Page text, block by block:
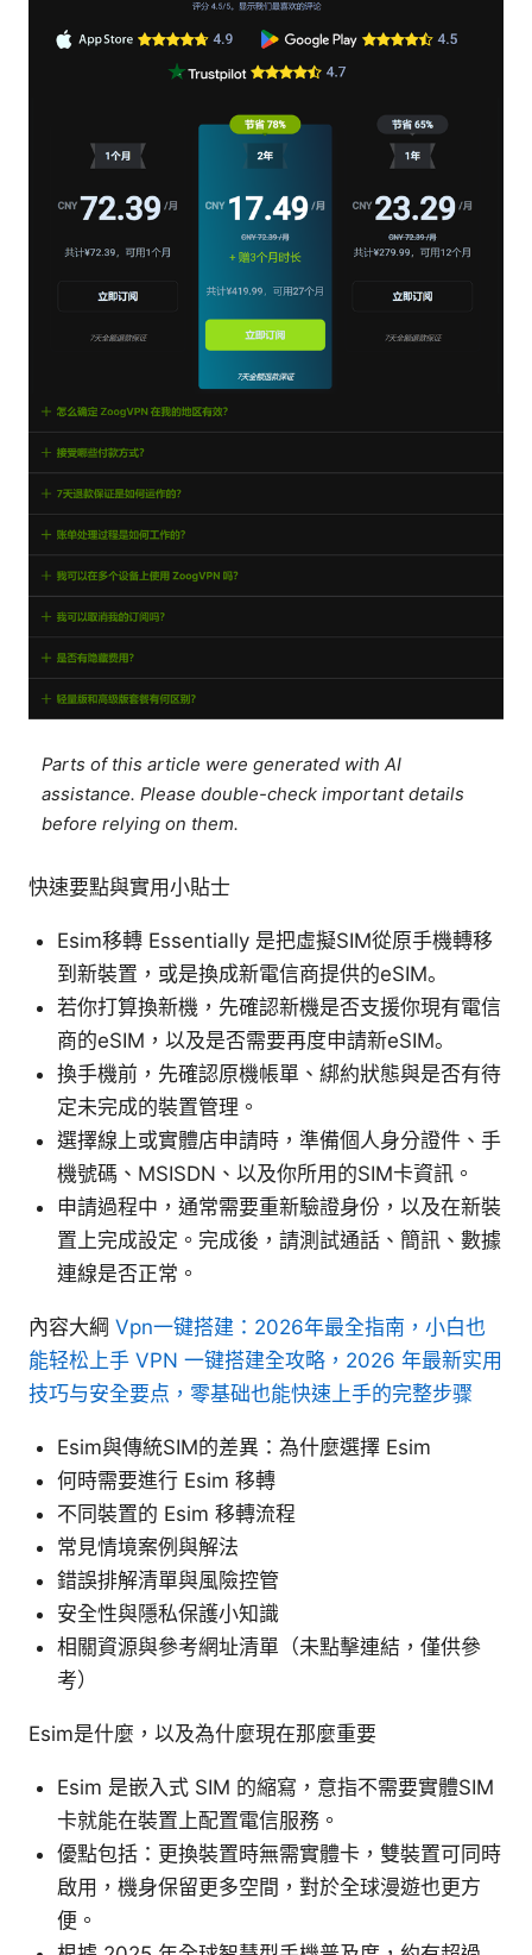
Parts of this article were generated with AI
assistance. Please double-check important details
before relying on them.
快速要點與實用小貼士
Esim移轉 Essentially 是把虛擬SIM從原手機轉移
到新裝置，或是換成新電信商提供的eSIM。
若你打算換新機，先確認新機是否支援你現有電信
商的eSIM，以及是否需要再度申請新eSIM。
換手機前，先確認原機帳單、綁約狀態與是否有待
定未完成的裝置管理。
選擇線上或實體店申請時，準備個人身分證件、手
機號碼、MSISDN、以及你所用的SIM卡資訊。
申請過程中，通常需要重新驗證身份，以及在新裝
置上完成設定。完成後，請測試通話、簡訊、數據
連線是否正常。
內容大綱 Vpn一键搭建：2026年最全指南，小白也
能轻松上手 VPN 一键搭建全攻略，2026 年最新实用
技巧与安全要点，零基础也能快速上手的完整步骤
Esim與傳統SIM的差異：為什麼選擇 Esim
何時需要進行 Esim 移轉
不同裝置的 Esim 移轉流程
常見情境案例與解法
錯誤排解清單與風險控管
安全性與隱私保護小知識
相關資源與參考網址清單（未點擊連結，僅供參
考）
Esim是什麼，以及為什麼現在那麼重要
Esim 是嵌入式 SIM 的縮寫，意指不需要實體SIM
卡就能在裝置上配置電信服務。
優點包括：更換裝置時無需實體卡，雙裝置可同時
啟用，機身保留更多空間，對於全球漫遊也更方
便。